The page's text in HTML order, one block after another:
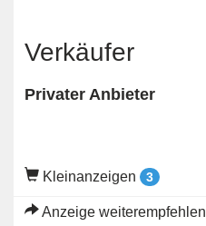
Verkäufer
Privater Anbieter
Kleinanzeigen 3
Anzeige weiterempfehlen